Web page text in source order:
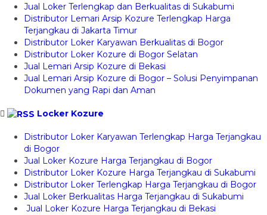
Jual Loker Terlengkap dan Berkualitas di Sukabumi
Distributor Lemari Arsip Kozure Terlengkap Harga
Terjangkau di Jakarta Timur
Distributor Loker Karyawan Berkualitas di Bogor
Distributor Loker Kozure di Bogor Selatan
Jual Lemari Arsip Kozure di Bekasi
Jual Lemari Arsip Kozure di Bogor – Solusi Penyimpanan
Dokumen yang Rapi dan Aman
Locker Kozure
Distributor Loker Karyawan Terlengkap Harga Terjangkau
di Bogor
Jual Loker Kozure Harga Terjangkau di Bogor
Distributor Loker Kozure Harga Terjangkau di Sukabumi
Distributor Loker Terlengkap Harga Terjangkau di Bogor
Jual Loker Berkualitas Harga Terjangkau di Sukabumi
Jual Loker Kozure Harga Terjangkau di Bekasi